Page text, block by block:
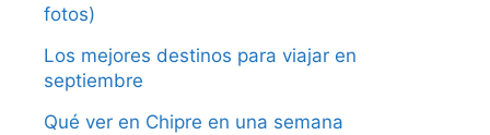
fotos)
Los mejores destinos para viajar en
septiembre
Qué ver en Chipre en una semana